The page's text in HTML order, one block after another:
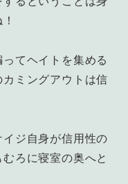
てヘイトを集める
ミングアウトは信
ジ自身が信用性の
ろに寝室の奥へと